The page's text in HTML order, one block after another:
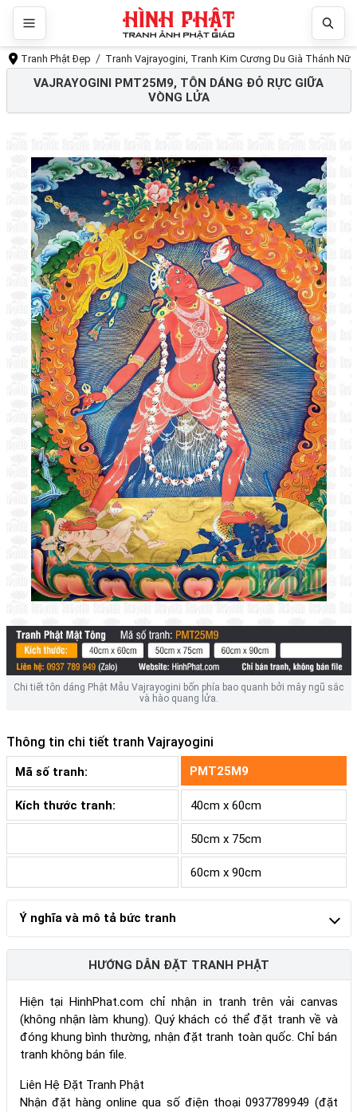
Tranh Phật Đẹp Tranh Vajrayogini, Tranh Kim Cương Du Già Thánh Nữ
VAJRAYOGINI PMT25M9, TÔN DÁNG ĐỎ RỰC GIỮA
VÒNG LỬA
Chi tiết tôn dáng Phật Mẫu Vajrayogini bốn phía bao quanh bởi mây ngũ sắc
và hào quang lửa.
Thông tin chi tiết tranh Vajrayogini
Mã số tranh: PMT25M9
Kích thước tranh: 40cm x 60cm
50cm x 75cm
60cm x 90cm
Ý nghĩa và mô tả bức tranh
HƯỚNG DẪN ĐẶT TRANH PHẬT
Hiện tại HinhPhat.com chỉ nhận in tranh trên vải canvas
(không nhận làm khung). Quý khách có thể đặt tranh về và
đóng khung bình thường, nhận đặt tranh toàn quốc. Chỉ bán
tranh không bán file.
Liên Hệ Đặt Tranh Phật
Nhận đặt hàng online qua số điện thoại 0937789949 (đặt